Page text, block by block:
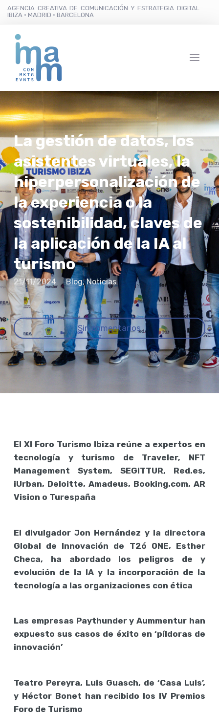
AGENCIA CREATIVA DE COMUNICACIÓN Y ESTRATEGIA DIGITAL
IBIZA · MADRID · BARCELONA
La gestión de datos, los
asistentes virtuales, la
hiperpersonalización de
la experiencia o la
sostenibilidad, claves de
la aplicación de la IA al
turismo
21/11/2024 Blog,Noticias
Sin comentarios
El XI Foro Turismo Ibiza reúne a expertos en
tecnología y turismo de Traveler, NFT
Management System, SEGITTUR, Red.es,
iUrban, Deloitte, Amadeus, Booking.com, AR
Vision o Turespaña
El divulgador Jon Hernández y la directora
Global de Innovación de T2ó ONE, Esther
Checa, ha abordado los peligros de y
evolución de la IA y la incorporación de la
tecnología a las organizaciones con ética
Las empresas Paythunder y Aummentur han
expuesto sus casos de éxito en ‘píldoras de
innovación’
Teatro Pereyra, Luis Guasch, de ‘Casa Luis’,
y Héctor Bonet han recibido los IV Premios
Foro de Turismo